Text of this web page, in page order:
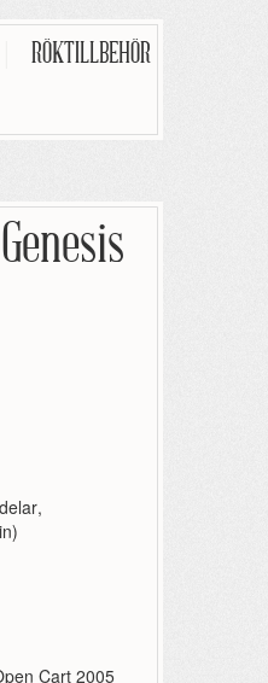
RÖKTILLBEHÖR
,
Cart 2005